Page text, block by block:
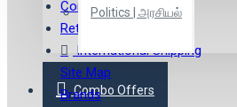
Politics | அரசியல்
Combo Offers
Contact
Returns
International Shipping
Site Map
Brands